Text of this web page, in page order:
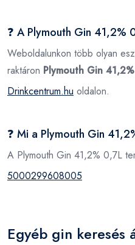
❓ A Plymouth Gin 41,2%
Weboldalunkon több olyan
raktáron Plymouth Gin
Drinkcentrum.hu oldalon.
❓ Mi a Plymouth Gin
A Plymouth Gin 41,2% 0,7L
5000299608005
Egyéb gin keresés